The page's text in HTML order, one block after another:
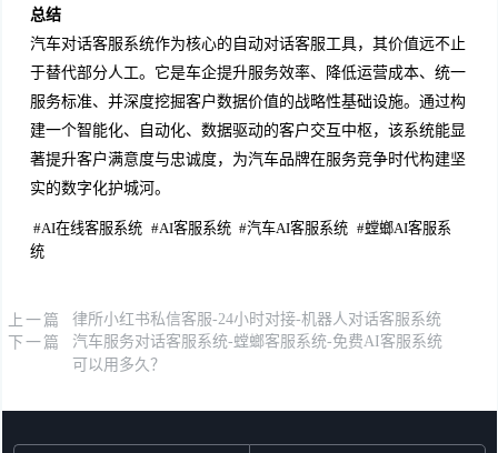
总结
汽车对话客服系统作为核心的自动对话客服工具，其价值远不止
于替代部分人工。它是车企提升服务效率、降低运营成本、统一
服务标准、并深度挖掘客户数据价值的战略性基础设施。通过构
建一个智能化、自动化、数据驱动的客户交互中枢，该系统能显
著提升客户满意度与忠诚度，为汽车品牌在服务竞争时代构建坚
实的数字化护城河。
#AI在线客服系统 #AI客服系统 #汽车AI客服系统 #螳螂AI客服系
统
上一篇 律所小红书私信客服-24小时对接-机器人对话客服系统
下一篇
汽车服务对话客服系统-螳螂客服系统-免费AI客服系统
可以用多久？